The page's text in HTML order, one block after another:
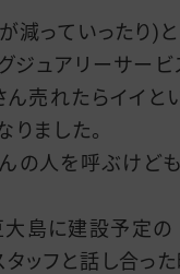
減っていったり)
ジュアリーサービ
ん売れたらイイと
ました。
の人を呼ぶけども
大島に建設予定の
ッフと話し合っ